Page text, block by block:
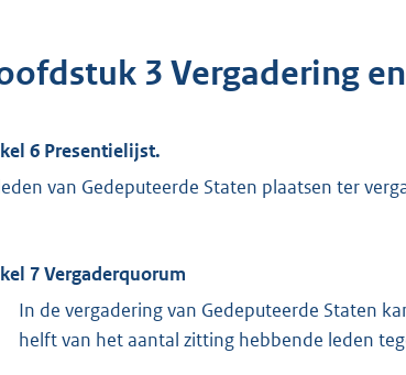
3 Vergadering
6 Presentielijst.
van Gedeputeerde Staten plaatsen ter
7 Vergaderquorum
In de vergadering van Gedeputeerde Staten
helft van het aantal zitting hebbende leden